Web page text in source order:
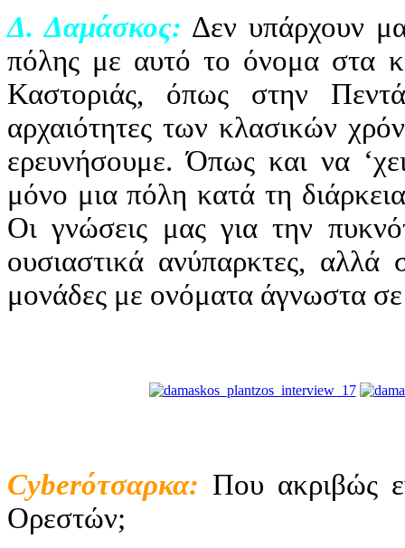
Δ. Δαμάσκος: Δεν υπάρχουν
πόλης με αυτό το όνομα στα
Καστοριάς, όπως στην
αρχαιότητες των κλασικών
ερευνήσουμε. Όπως και να
μόνο μια πόλη κατά τη
Οι γνώσεις μας για την
ουσιαστικά ανύπαρκτες, αλλά
μονάδες με ονόματα άγνωστα
Cyberότσαρκα: Που ακριβώς
Ορεστών;